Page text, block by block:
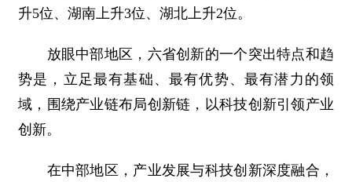
升5位、湖南上升3位、湖北上升2位。
放眼中部地区，六省创新的一个突出特点和趋
势是，立足最有基础、最有优势、最有潜力的领
域，围绕产业链布局创新链，以科技创新引领产业
创新。
在中部地区，产业发展与科技创新深度融合，